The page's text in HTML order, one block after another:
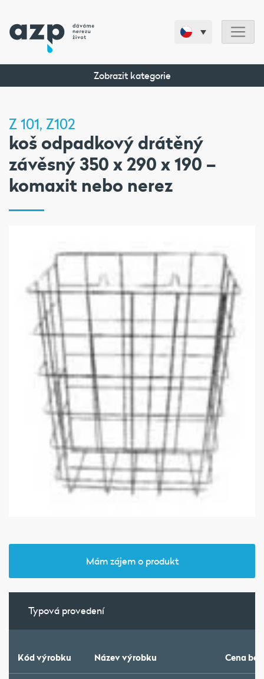
Zobrazit kategorie
Z 101, Z102
koš odpadkový drátěný
závěsný 350 x 290 x 190 –
komaxit nebo nerez
Mám zájem o produkt
Typová provedení
Kód výrobku Název výrobku Cena